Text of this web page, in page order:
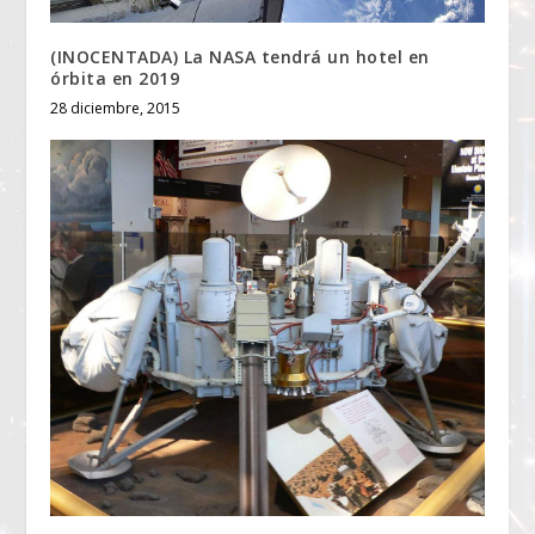
(INOCENTADA) La NASA tendrá un hotel en
órbita en 2019
28 diciembre, 2015